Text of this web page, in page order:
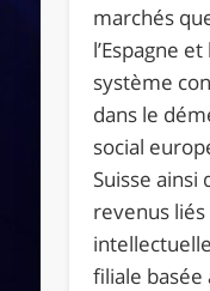
marchés
l’Espagne
système
dans le
social
Suisse ainsi
revenus
filiale basée